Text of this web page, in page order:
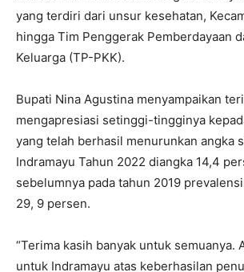
yang terdiri dari unsur kesehatan,
hingga Tim Penggerak Pemberdayaan
Keluarga (TP-PKK).
Bupati Nina Agustina menyampaikan
mengapresiasi setinggi-tingginya
yang telah berhasil menurunkan angka
Indramayu Tahun 2022 diangka 14,4
sebelumnya pada tahun 2019
29, 9 persen.
“Terima kasih banyak untuk semuanya.
untuk Indramayu atas keberhasilan